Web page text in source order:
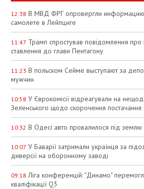
12:38 В МВД ФРГ опровергли информацию
самолете в Лейпциге
11:47 Трамп спростував повідомлення про
ставлення до глави Пентагону
11:23 В польском Сейме выступают за
мужчин
10:58 У Єврокомісії відреагували на
Зеленського щодо скорочення
10:32 В Одесі авто провалилося під землю
10:07 У Баварії затримали українця за
диверсії на оборонному заводі
09:18 Ліга конференцій: "Динамо"
кваліфікації Q3